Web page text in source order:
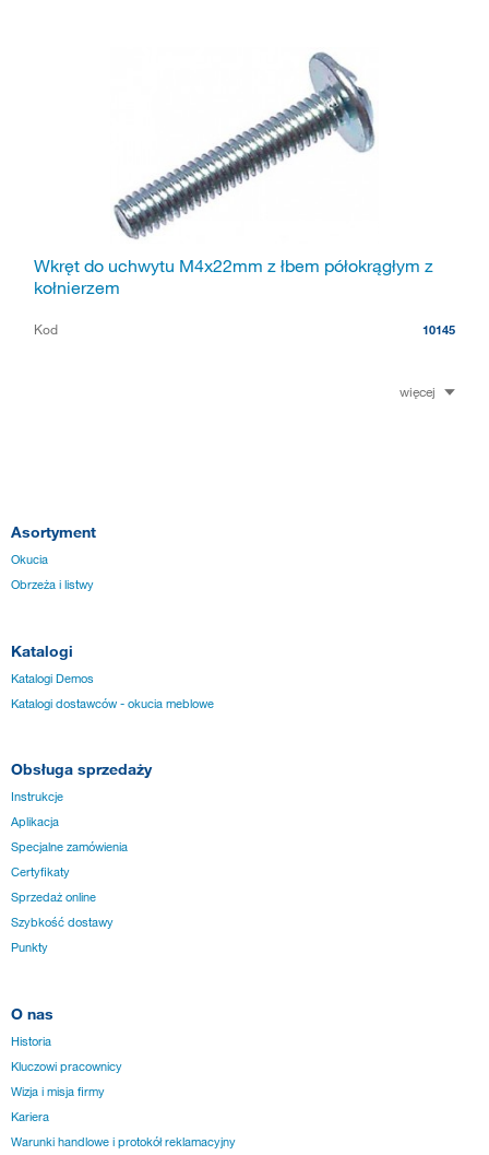
Wkręt do uchwytu M4x22mm z łbem półokrągłym z
kołnierzem
Kod 10145
więcej
Asortyment
Okucia
Obrzeża i listwy
Katalogi
Katalogi Demos
Katalogi dostawców - okucia meblowe
Obsługa sprzedaży
Instrukcje
Aplikacja
Specjalne zamówienia
Certyfikaty
Sprzedaż online
Szybkość dostawy
Punkty
O nas
Historia
Kluczowi pracownicy
Wizja i misja firmy
Kariera
Warunki handlowe i protokół reklamacyjny